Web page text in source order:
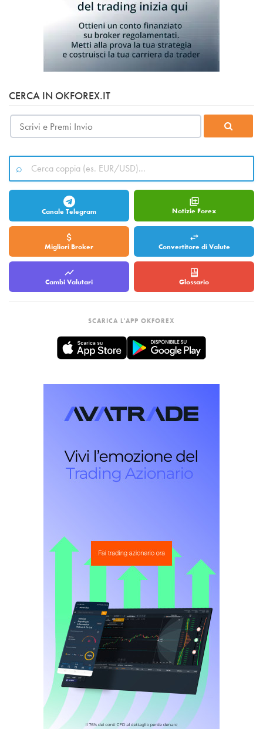
CERCA IN OKFOREX.IT
Canale Telegram Notizie Forex
Migliori Broker Convertitore di Valute
Cambi Valutari Glossario
SCARICA L'APP OKFOREX